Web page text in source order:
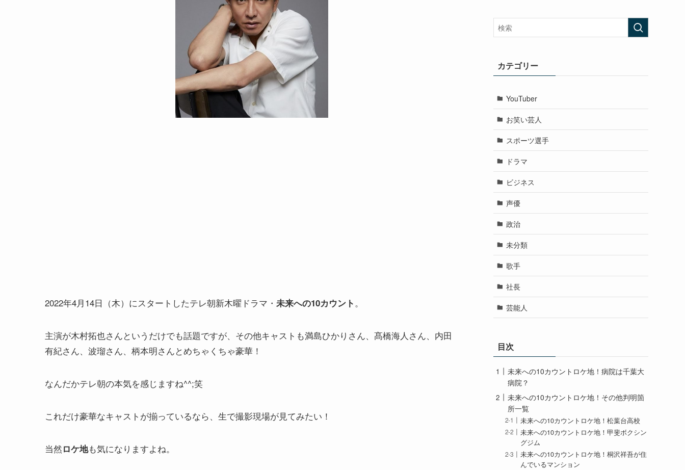
2022年4月14日（木）にスタートしたテレ朝新木曜ドラマ・ 未来への10カウント 。
主演が木村拓也さんというだけでも話題ですが、その他キャストも満島ひかりさん、髙橋海人さん、内田
有紀さん、波瑠さん、柄本明さんとめちゃくちゃ豪華！
なんだかテレ朝の本気を感じますね^^;笑
これだけ豪華なキャストが揃っているなら、生で撮影現場が見てみたい！
当然ロケ地も気になりますよね。
カテゴリー
YouTuber
お笑い芸人
スポーツ選手
ドラマ
ビジネス
声優
政治
未分類
歌手
社長
芸能人
目次
未来への10カウントロケ地！病院は千葉大
病院？
未来への10カウントロケ地！その他判明箇
所一覧
未来への10カウントロケ地！松葉台高校
未来への10カウントロケ地！甲斐ボクシン
グジム
未来への10カウントロケ地！桐沢祥吾が住
んでいるマンション